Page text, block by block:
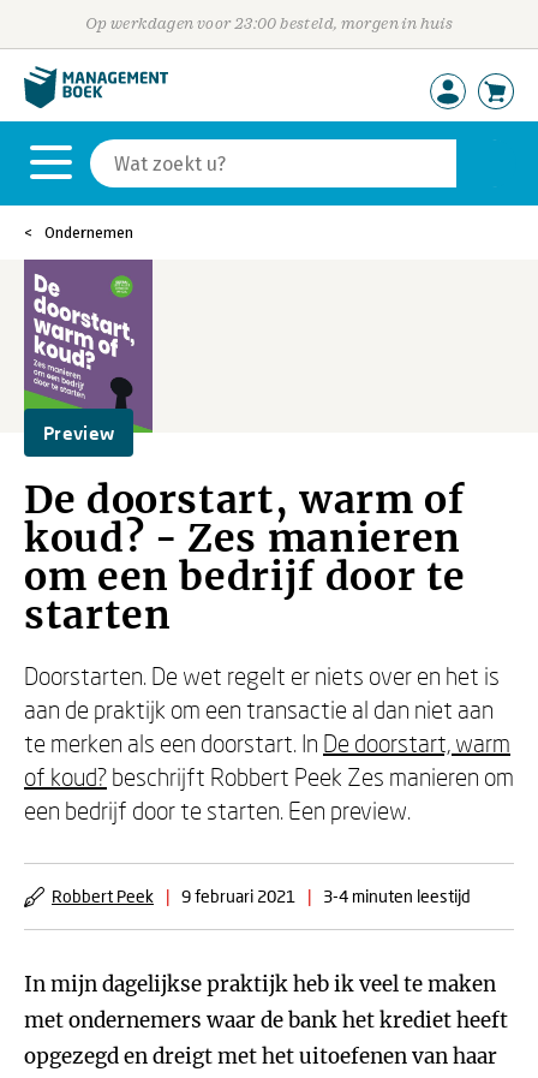
Op werkdagen voor 23:00 besteld, morgen in huis
Ondernemen
Preview
De doorstart, warm of
koud? - Zes manieren
om een bedrijf door te
starten
Doorstarten. De wet regelt er niets over en het is
aan de praktijk om een transactie al dan niet aan
te merken als een doorstart. In De doorstart, warm
of koud? beschrijft Robbert Peek Zes manieren om
een bedrijf door te starten. Een preview.
Robbert Peek | 9 februari 2021 | 3-4 minuten leestijd
In mijn dagelijkse praktijk heb ik veel te maken
met ondernemers waar de bank het krediet heeft
opgezegd en dreigt met het uitoefenen van haar